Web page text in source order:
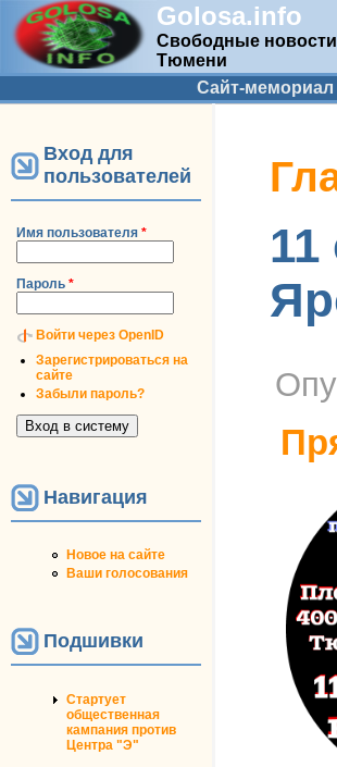
Golosa.info
Свободные новости
Тюмени
Дополнительное меню
Сайт-мемориал
Вход для
пользователей
Имя пользователя *
Пароль *
Войти через OpenID
Зарегистрироваться на
сайте
Забыли пароль?
Навигация
Новое на сайте
Ваши голосования
Подшивки
Стартует
общественная
кампания против
Центра "Э"
Вы